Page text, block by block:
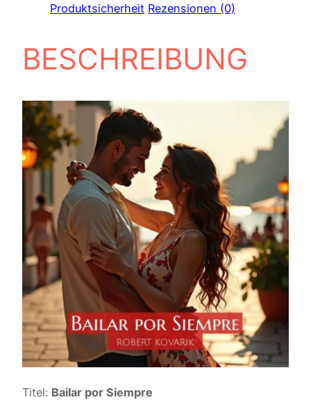
Produktsicherheit Rezensionen (0)
BESCHREIBUNG
Titel: Bailar por Siempre